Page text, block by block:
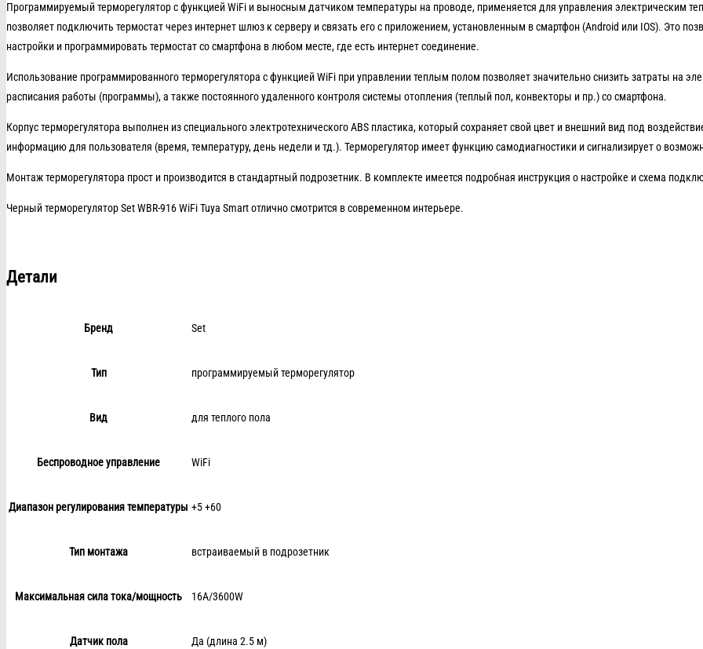
Программируемый терморегулятор с функцией WiFi и выносным датчиком температуры на проводе, применяется для управления электрическим
позволяет подключить термостат через интернет шлюз к серверу и связать его с приложением, установленным в смартфон (Android или IOS). Это
настройки и программировать термостат со смартфона в любом месте, где есть интернет соединение.
Использование программированного терморегулятора с функцией WiFi при управлении теплым полом позволяет значительно снизить затраты на
расписания работы (программы), а также постоянного удаленного контроля системы отопления (теплый пол, конвекторы и пр.) со смартфона.
Корпус терморегулятора выполнен из специального электротехнического ABS пластика, который сохраняет свой цвет и внешний вид под
информацию для пользователя (время, температуру, день недели и тд.). Терморегулятор имеет функцию самодиагностики и сигнализирует о
Монтаж терморегулятора прост и производится в стандартный подрозетник. В комплекте имеется подробная инструкция о настройке и схема
Черный терморегулятор Set WBR-916 WiFi Tuya Smart отлично смотрится в современном интерьере.
Детали
Бренд Set
Тип программируемый терморегулятор
Вид для теплого пола
Беспроводное управление WiFi
Диапазон регулирования температуры +5 +60
Тип монтажа встраиваемый в подрозетник
Максимальная сила тока/мощность 16А/3600W
Датчик пола Да (длина 2.5 м)